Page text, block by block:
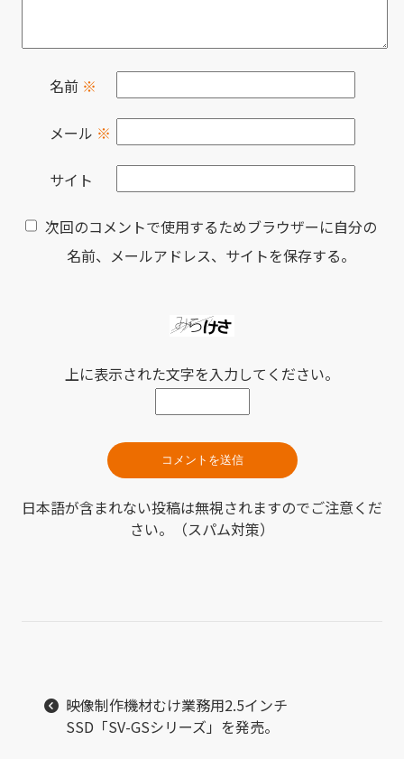
名前 ※
メール ※
サイト
次回のコメントで使用するためブラウザーに自分の
名前、メールアドレス、サイトを保存する。
上に表示された文字を入力してください。
日本語が含まれない投稿は無視されますのでご注意くだ
さい。（スパム対策）
映像制作機材むけ業務用2.5インチ
SSD「SV-GSシリーズ」を発売。